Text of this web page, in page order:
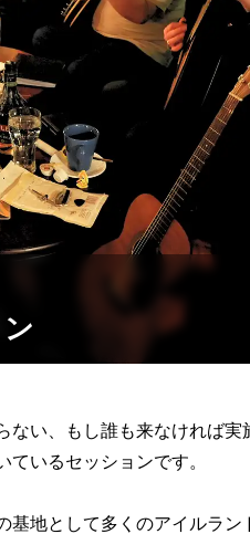
い、もし誰も来なければ
いるセッションです。
地として多くのアイルラ